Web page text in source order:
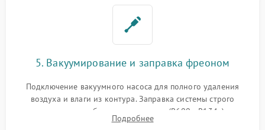
5. Вакуумирование и заправка фреоном
Подключение вакуумного насоса для полного удаления
воздуха и влаги из контура. Заправка системы строго
дозированным объемом хладагента (R600a, R134a) по
электронным весам. Контроль рабочего давления в системе.
Подробнее